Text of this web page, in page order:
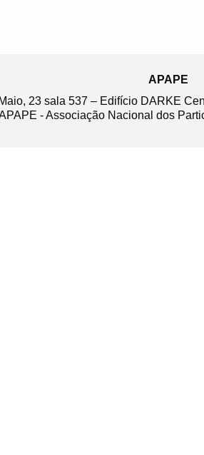
APAPE
23 sala 537 – Edifício DARKE
- Associação Nacional dos